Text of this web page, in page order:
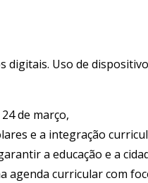
digitais. Uso de
de março,
e a integração
a educação e a
curricular com